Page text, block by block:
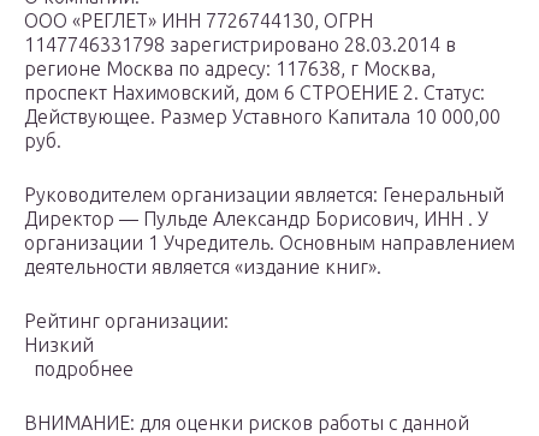
ООО «РЕГЛЕТ» ИНН 7726744130, ОГРН
1147746331798 зарегистрировано 28.03.2014 в
регионе Москва по адресу: 117638, г Москва,
проспект Нахимовский, дом 6 СТРОЕНИЕ 2. Статус:
Действующее. Размер Уставного Капитала 10 000,00
руб.
Руководителем организации является: Генеральный
Директор — Пульде Александр Борисович, ИНН . У
организации 1 Учредитель. Основным направлением
деятельности является «издание книг».
Рейтинг организации:
Низкий
подробнее
ВНИМАНИЕ: для оценки рисков работы с данной